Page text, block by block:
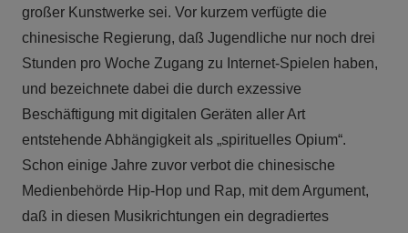
großer Kunstwerke sei. Vor kurzem verfügte die
chinesische Regierung, daß Jugendliche nur noch drei
Stunden pro Woche Zugang zu Internet-Spielen haben,
und bezeichnete dabei die durch exzessive
Beschäftigung mit digitalen Geräten aller Art
entstehende Abhängigkeit als „spirituelles Opium“.
Schon einige Jahre zuvor verbot die chinesische
Medienbehörde Hip-Hop und Rap, mit dem Argument,
daß in diesen Musikrichtungen ein degradiertes